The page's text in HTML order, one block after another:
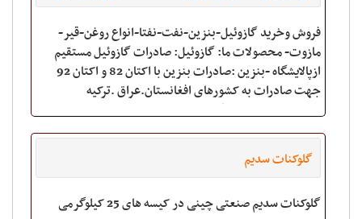
فروش وخرید گازوئیل-بنزین-نفت-نفتا-انواع روغن-قیر-
مازوت- محصولات ما: گازوئیل: صادرات گازوئیل مستقیم
ازپالایشگاه -بنزین :صادرات بنزین با اکتان 82 و اکتان 92
جهت صادرات به کشورهای افغانستان.عراق .ترکیه
-ارمنستان-پاکستان-گرجستان افریقا اسیاواروپا
گلوکنات سدیم
گلوکنات سدیم صنعتی چینی در کیسه های 25 کیلوگرمی